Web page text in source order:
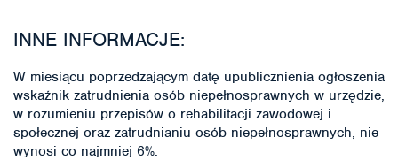
INNE INFORMACJE:
W miesiącu poprzedzającym datę upublicznienia ogłoszenia
wskaźnik zatrudnienia osób niepełnosprawnych w urzędzie,
w rozumieniu przepisów o rehabilitacji zawodowej i
społecznej oraz zatrudnianiu osób niepełnosprawnych, nie
wynosi co najmniej 6%.